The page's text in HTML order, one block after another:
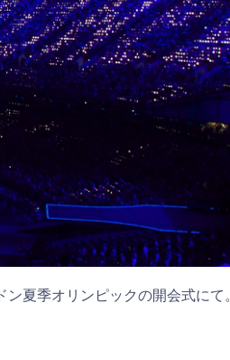
夏季オリンピックの開会式にて。